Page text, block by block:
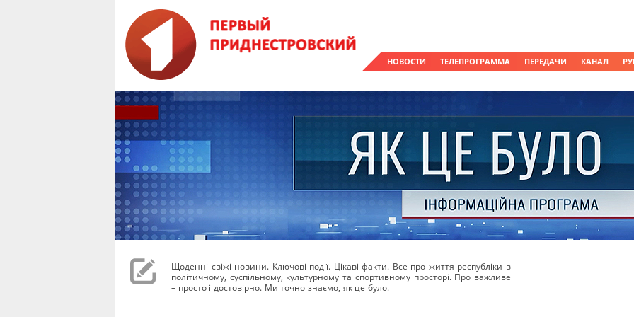
НОВОСТИ ТЕЛЕПРОГРАММА ПЕРЕДАЧИ КАНАЛ
Щоденні свіжі новини. Ключові події. Цікаві факти. Все про життя республіки в
політичному, суспільному, культурному та спортивному просторі. Про важливе
– просто і достовірно. Ми точно знаємо, як це було.